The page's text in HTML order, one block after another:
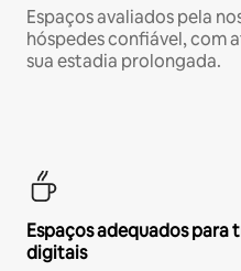
Espaços avaliados pela
hóspedes confiável, com
sua estadia prolongada.
Espaços adequados para
digitais